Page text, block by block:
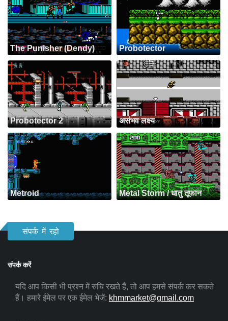
The Punisher (Dendy) Probotector
Probotector 2 असंभव लक्ष्य
Metroid Metal Storm / धातु तूफान
संपर्क में रहो
संपर्क करें
यदि आप किसी भी प्रश्न में रुचि रखते हैं, तो आप हमसे संपर्क कर सकते
हैं। हमारे ईमेल पर एक ईमेल भेजें: khmmarket@gmail.com